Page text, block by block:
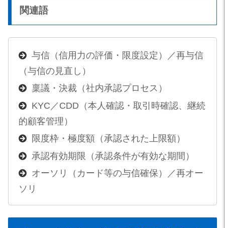
関連語
与信（信用力の評価・限度設定）／再与信
（与信の見直し）
稟議・決裁（社内承認プロセス）
KYC／CDD（本人確認・取引時確認、継続
的顧客管理）
限度枠・極度額（承認された上限額）
承認有効期限（承認条件が有効な期間）
オーソリ（カード等の与信確保）／再オー
ソリ